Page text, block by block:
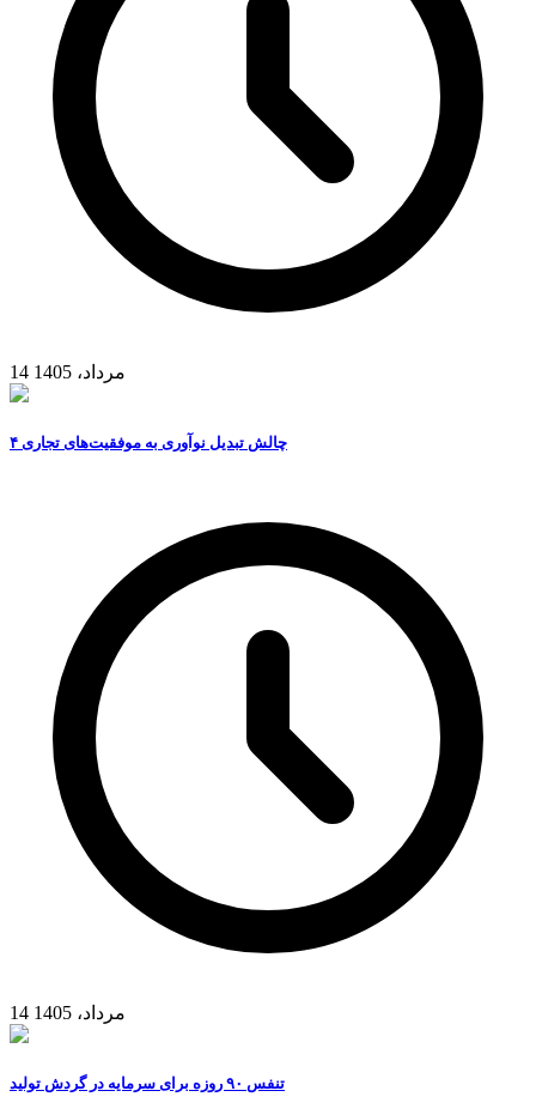
14 مرداد، 1405
۴ چالش تبدیل نوآوری به موفقیت‌های تجاری
14 مرداد، 1405
تنفس ۹۰ روزه برای سرمایه در گردش تولید